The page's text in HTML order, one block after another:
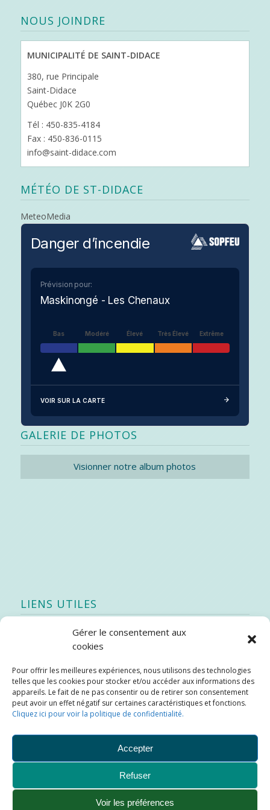
Gérer le consentement aux
cookies
Pour offrir les meilleures expériences, nous utilisons des technologies
telles que les cookies pour stocker et/ou accéder aux informations des
appareils. Le fait de ne pas consentir ou de retirer son consentement
peut avoir un effet négatif sur certaines caractéristiques et fonctions.
Cliquez ici pour voir la politique de confidentialité.
Accepter
Refuser
Voir les préférences
NOUS JOINDRE
MUNICIPALITÉ DE SAINT-DIDACE
380, rue Principale
Saint-Didace
Québec J0K 2G0
Tél : 450-835-4184
Fax : 450-836-0115
info@saint-didace.com
MÉTÉO DE ST-DIDACE
MeteoMedia
Danger d’incendie
Prévision pour:
Maskinongé - Les Chenaux
Bas Modéré Élevé Très Élevé Extrême
VOIR SUR LA CARTE
GALERIE DE PHOTOS
Visionner notre album photos
LIENS UTILES
Quoi de neuf
Stratégie québécoise d’économie d’eau potable
Bibliothèque
Météo locale